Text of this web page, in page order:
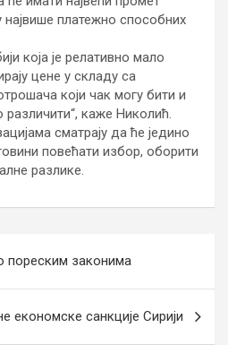
платежно способних
која је релативно мало
цене у складу са
који чак могу бити и
каже Николић.
сматрају да ће једино
повећати избор, оборити
разлике.
пореским законима
економске санкције Сирији